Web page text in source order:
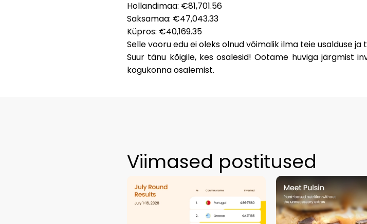
Hollandimaa: €81,701.56
Saksamaa: €47,043.33
Küpros: €40,169.35
Selle vooru edu ei oleks olnud võimalik ilma teie usalduse ja
Suur tänu kõigile, kes osalesid! Ootame huviga järgmist
kogukonna osalemist.
Viimased postitused